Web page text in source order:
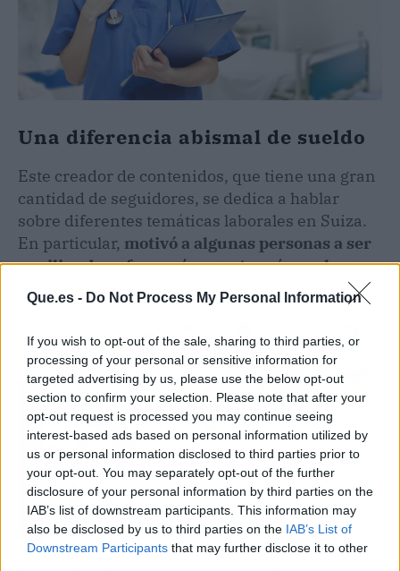
Que.es - Do Not Process My Personal Information
If you wish to opt-out of the sale, sharing to third parties, or
processing of your personal or sensitive information for
targeted advertising by us, please use the below opt-out
section to confirm your selection. Please note that after your
opt-out request is processed you may continue seeing
interest-based ads based on personal information utilized by
us or personal information disclosed to third parties prior to
your opt-out. You may separately opt-out of the further
disclosure of your personal information by third parties on the
IAB’s list of downstream participants. This information may
also be disclosed by us to third parties on the IAB’s List of
Downstream Participants that may further disclose it to other
Una diferencia abismal de sueldo
Este creador de contenidos, que tiene una gran
cantidad de seguidores, se dedica a hablar
sobre diferentes temáticas laborales en Suiza.
En particular, motivó a algunas personas a ser
auxiliar de enfermería en este país por las
buenas ganancias.